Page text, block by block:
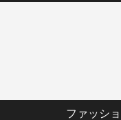
ファッシ